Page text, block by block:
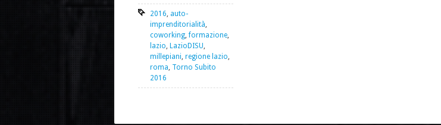
2016 auto-
imprenditorialità
coworking ,formazione
lazio LazioDISU
millepiani regione lazio
roma Torno Subito
2016